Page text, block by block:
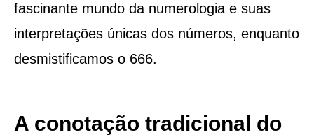
fascinante mundo da numerologia e suas
interpretações únicas dos números, enquanto
desmistificamos o 666.
A conotação tradicional do